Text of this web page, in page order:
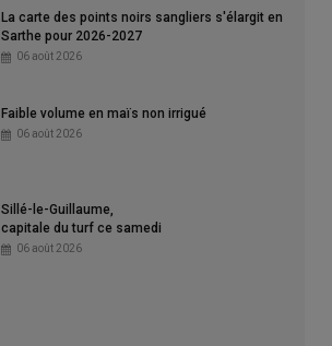
La carte des points noirs sangliers s'élargit en
Sarthe pour 2026-2027
06 août 2026
Faible volume en maïs non irrigué
06 août 2026
Sillé-le-Guillaume,
capitale du turf ce samedi
06 août 2026